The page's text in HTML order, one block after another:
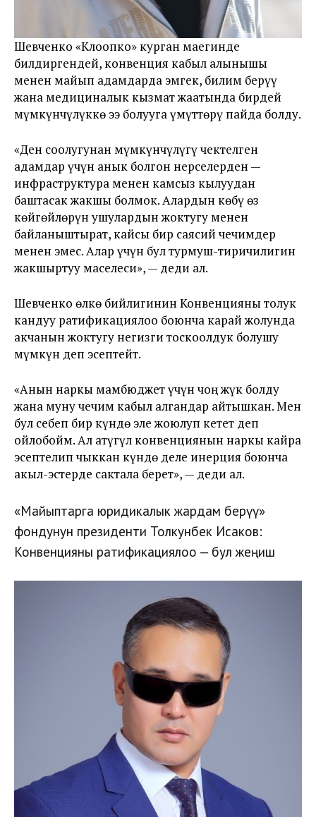
Шевченко «Клоопко» курган маегинде
билдиргендей, конвенция кабыл алынышы
менен майып адамдарда эмгек, билим берүү
жана медициналык кызмат жаатында бирдей
мүмкүнчүлүккө ээ болууга үмүттөрү пайда болду.
«Ден соолугунан мүмкүнчүлүгү чектелген
адамдар үчүн анык болгон нерселерден —
инфраструктура менен камсыз кылуудан
баштасак жакшы болмок. Алардын көбү өз
көйгөйлөрүн ушулардын жоктугу менен
байланыштырат, кайсы бир саясий чечимдер
менен эмес. Алар үчүн бул турмуш-тиричилигин
жакшыртуу маселеси», — деди ал.
Шевченко өлкө бийлигинин Конвенцияны толук
кандуу ратификациялоо боюнча карай жолунда
акчанын жоктугу негизги тоскоолдук болушу
мүмкүн деп эсептейт.
«Анын наркы мамбюджет үчүн чоң жүк болду
жана муну чечим кабыл алгандар айтышкан. Мен
бул себеп бир күндө эле жоюлуп кетет деп
ойлобойм. Ал атүгүл конвенциянын наркы кайра
эсептелип чыккан күндө деле инерция боюнча
акыл-эстерде сактала берет», — деди ал.
«Майыптарга юридикалык жардам берүү»
фондунун президенти Толкунбек Исаков:
Конвенцияны ратификациялоо — бул жеңиш